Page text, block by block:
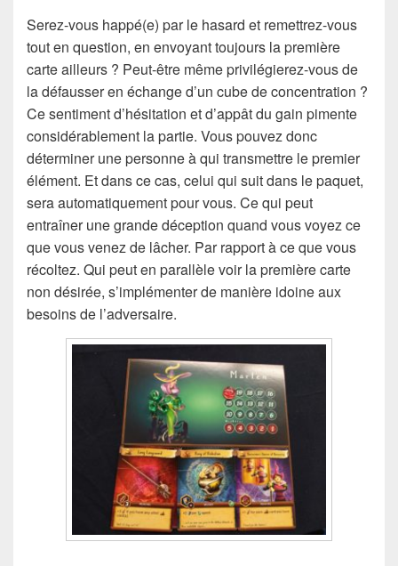
Serez-vous happé(e) par le hasard et remettrez-vous
tout en question, en envoyant toujours la première
carte ailleurs ? Peut-être même privilégierez-vous de
la défausser en échange d’un cube de concentration ?
Ce sentiment d’hésitation et d’appât du gain pimente
considérablement la partie. Vous pouvez donc
déterminer une personne à qui transmettre le premier
élément. Et dans ce cas, celui qui suit dans le paquet,
sera automatiquement pour vous. Ce qui peut
entraîner une grande déception quand vous voyez ce
que vous venez de lâcher. Par rapport à ce que vous
récoltez. Qui peut en parallèle voir la première carte
non désirée, s’implémenter de manière idoine aux
besoins de l’adversaire.